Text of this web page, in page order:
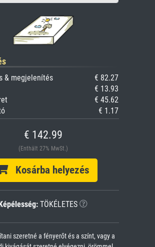
& megjelenítés
€ 82.27
€ 13.93
€ 45.62
€ 1.17
€ 142.99
(Enthält 27% MwSt.)
Kosárba helyezés
TÖKÉLETES
szeretné a fényerőt és a színt, vagy a